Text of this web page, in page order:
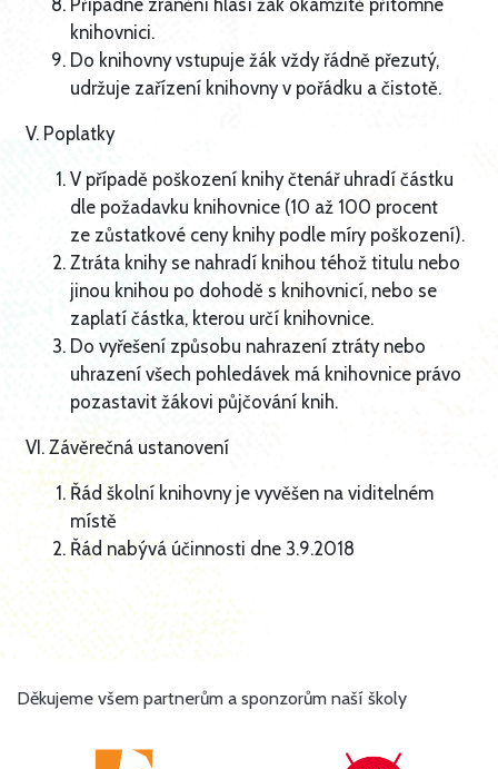
Případné zranění hlásí žák okamžitě přítomné
knihovnici.
Do knihovny vstupuje žák vždy řádně přezutý,
udržuje zařízení knihovny v pořádku a čistotě.
V. Poplatky
V případě poškození knihy čtenář uhradí částku
dle požadavku knihovnice (10 až 100 procent
ze zůstatkové ceny knihy podle míry poškození).
Ztráta knihy se nahradí knihou téhož titulu nebo
jinou knihou po dohodě s knihovnicí, nebo se
zaplatí částka, kterou určí knihovnice.
Do vyřešení způsobu nahrazení ztráty nebo
uhrazení všech pohledávek má knihovnice právo
pozastavit žákovi půjčování knih.
VI. Závěrečná ustanovení
Řád školní knihovny je vyvěšen na viditelném
místě
Řád nabývá účinnosti dne 3.9.2018
Děkujeme všem partnerům a sponzorům naší školy